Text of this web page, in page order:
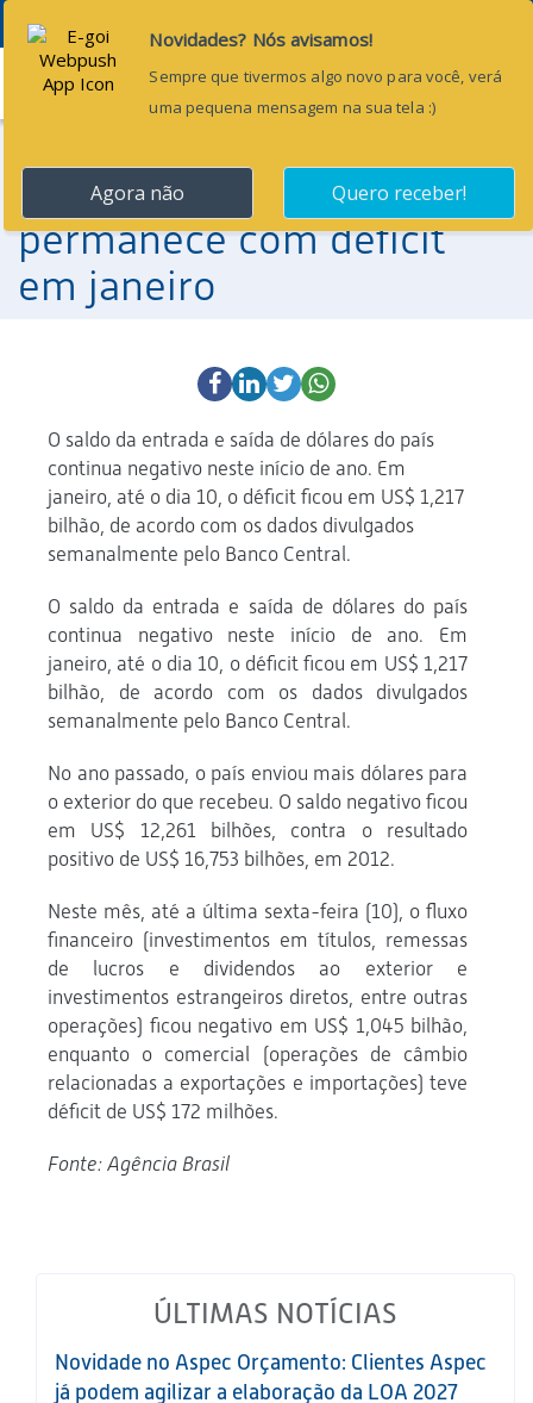
Menu
Fluxo cambial do país
permanece com déficit
em janeiro
O saldo da entrada e saída de dólares do país
continua negativo neste início de ano. Em
janeiro, até o dia 10, o déficit ficou em US$ 1,217
bilhão, de acordo com os dados divulgados
semanalmente pelo Banco Central.
O saldo da entrada e saída de dólares do país
continua negativo neste início de ano. Em
janeiro, até o dia 10, o déficit ficou em US$ 1,217
bilhão, de acordo com os dados divulgados
semanalmente pelo Banco Central.
No ano passado, o país enviou mais dólares para
o exterior do que recebeu. O saldo negativo ficou
em US$ 12,261 bilhões, contra o resultado
positivo de US$ 16,753 bilhões, em 2012.
Neste mês, até a última sexta-feira (10), o fluxo
financeiro (investimentos em títulos, remessas
de lucros e dividendos ao exterior e
investimentos estrangeiros diretos, entre outras
operações) ficou negativo em US$ 1,045 bilhão,
enquanto o comercial (operações de câmbio
relacionadas a exportações e importações) teve
déficit de US$ 172 milhões.
Fonte: Agência Brasil
ÚLTIMAS NOTÍCIAS
Novidade no Aspec Orçamento: Clientes Aspec
já podem agilizar a elaboração da LOA 2027